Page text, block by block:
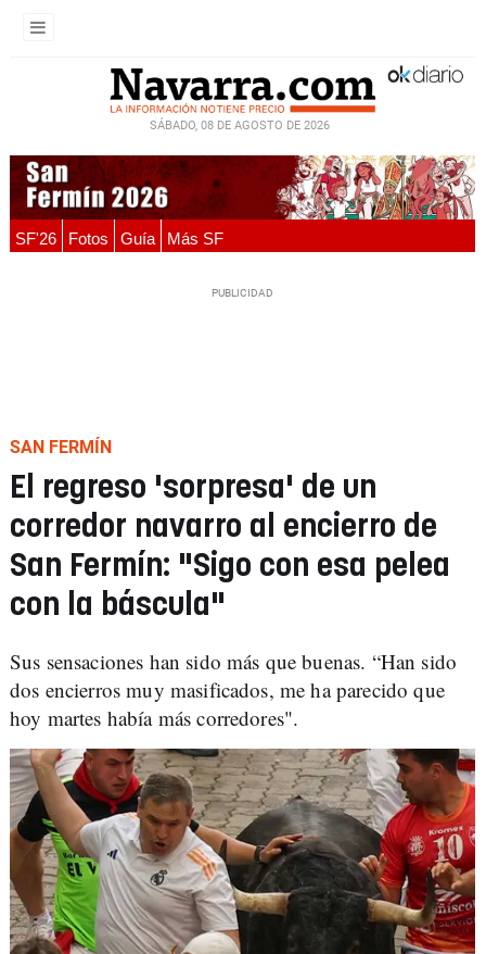
SÁBADO, 08 DE AGOSTO DE 2026
SF'26 Fotos Guía Más SF
SAN FERMÍN
El regreso 'sorpresa' de un
corredor navarro al encierro de
San Fermín: "Sigo con esa pelea
con la báscula"
Sus sensaciones han sido más que buenas. “Han sido
dos encierros muy masificados, me ha parecido que
hoy martes había más corredores".